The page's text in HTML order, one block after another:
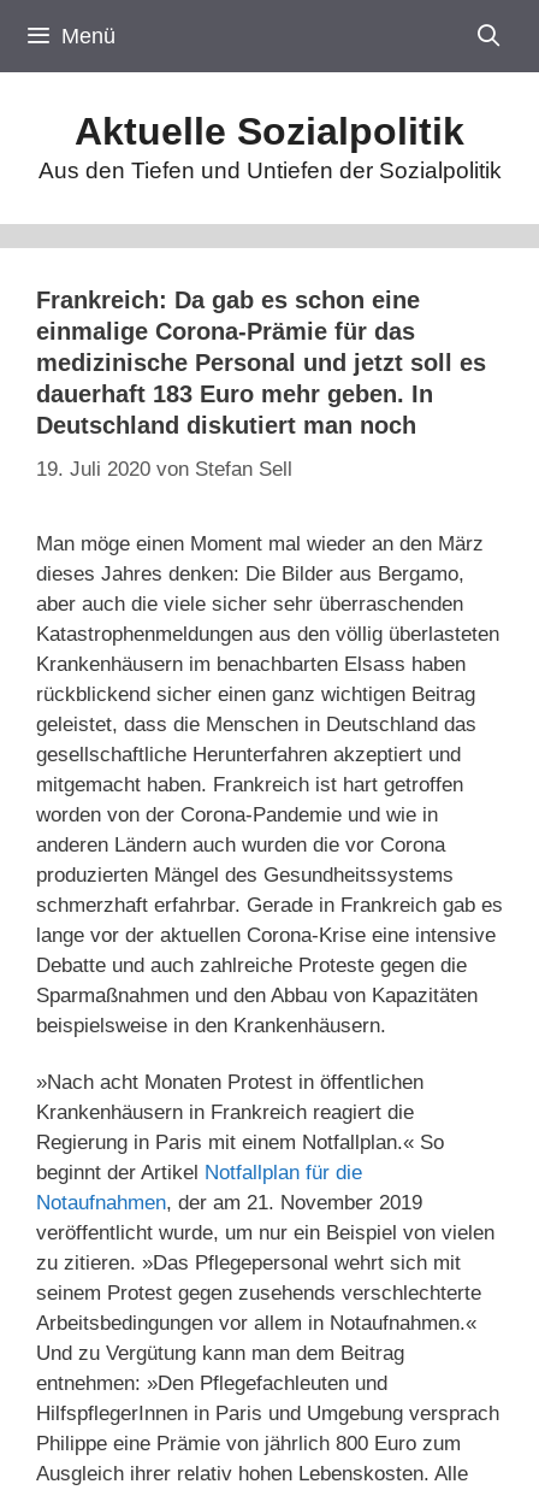
Inhalt
springen
Menü
Aktuelle Sozialpolitik
Aus den Tiefen und Untiefen der Sozialpolitik
Frankreich: Da gab es schon eine
einmalige Corona-Prämie für das
medizinische Personal und jetzt soll es
dauerhaft 183 Euro mehr geben. In
Deutschland diskutiert man noch
19. Juli 2020 von Stefan Sell
Man möge einen Moment mal wieder an den März
dieses Jahres denken: Die Bilder aus Bergamo,
aber auch die viele sicher sehr überraschenden
Katastrophenmeldungen aus den völlig überlasteten
Krankenhäusern im benachbarten Elsass haben
rückblickend sicher einen ganz wichtigen Beitrag
geleistet, dass die Menschen in Deutschland das
gesellschaftliche Herunterfahren akzeptiert und
mitgemacht haben. Frankreich ist hart getroffen
worden von der Corona-Pandemie und wie in
anderen Ländern auch wurden die vor Corona
produzierten Mängel des Gesundheitssystems
schmerzhaft erfahrbar. Gerade in Frankreich gab es
lange vor der aktuellen Corona-Krise eine intensive
Debatte und auch zahlreiche Proteste gegen die
Sparmaßnahmen und den Abbau von Kapazitäten
beispielsweise in den Krankenhäusern.
»Nach acht Monaten Protest in öffentlichen
Krankenhäusern in Frankreich reagiert die
Regierung in Paris mit einem Notfallplan.« So
beginnt der Artikel Notfallplan für die
Notaufnahmen, der am 21. November 2019
veröffentlicht wurde, um nur ein Beispiel von vielen
zu zitieren. »Das Pflegepersonal wehrt sich mit
seinem Protest gegen zusehends verschlechterte
Arbeitsbedingungen vor allem in Notaufnahmen.«
Und zu Vergütung kann man dem Beitrag
entnehmen: »Den Pflegefachleuten und
HilfspflegerInnen in Paris und Umgebung versprach
Philippe eine Prämie von jährlich 800 Euro zum
Ausgleich ihrer relativ hohen Lebenskosten. Alle